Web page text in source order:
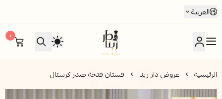
العربية
متجر دار رينا للأزياء
٠
الرئيسية عروض دار رينا فستان فتحة صدر كرستال